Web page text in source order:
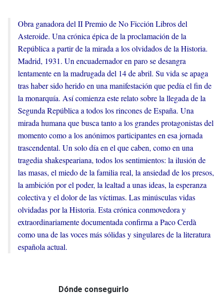
Obra ganadora del II Premio de No Ficción Libros del
Asteroide. Una crónica épica de la proclamación de la
República a partir de la mirada a los olvidados de la Historia.
Madrid, 1931. Un encuadernador en paro se desangra
lentamente en la madrugada del 14 de abril. Su vida se apaga
tras haber sido herido en una manifestación que pedía el fin de
la monarquía. Así comienza este relato sobre la llegada de la
Segunda República a todos los rincones de España. Una
mirada humana que busca tanto a los grandes protagonistas del
momento como a los anónimos participantes en esa jornada
trascendental. Un solo día en el que caben, como en una
tragedia shakespeariana, todos los sentimientos: la ilusión de
las masas, el miedo de la familia real, la ansiedad de los presos,
la ambición por el poder, la lealtad a unas ideas, la esperanza
colectiva y el dolor de las víctimas. Las minúsculas vidas
olvidadas por la Historia. Esta crónica conmovedora y
extraordinariamente documentada confirma a Paco Cerdà
como una de las voces más sólidas y singulares de la literatura
española actual.
Dónde conseguirlo